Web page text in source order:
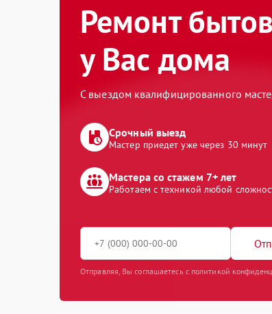
Ремонт
у Вас дома
С выездом квалифицированного
Срочный выезд
Мастер приедет уже через 30 минут
Мастера со стажем 7+ лет
Работаем с техникой любой
Отправляя, Вы соглашаетесь с политикой